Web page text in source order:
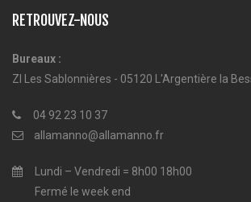
RETROUVEZ-NOUS
Bureaux :
ZI Les Sablonnières - 05120 L'Argentière la
04 92 23 10 37
allamanno@allamanno.fr
Lundi – Vendredi = 8h00 18h00
Fermé le week end